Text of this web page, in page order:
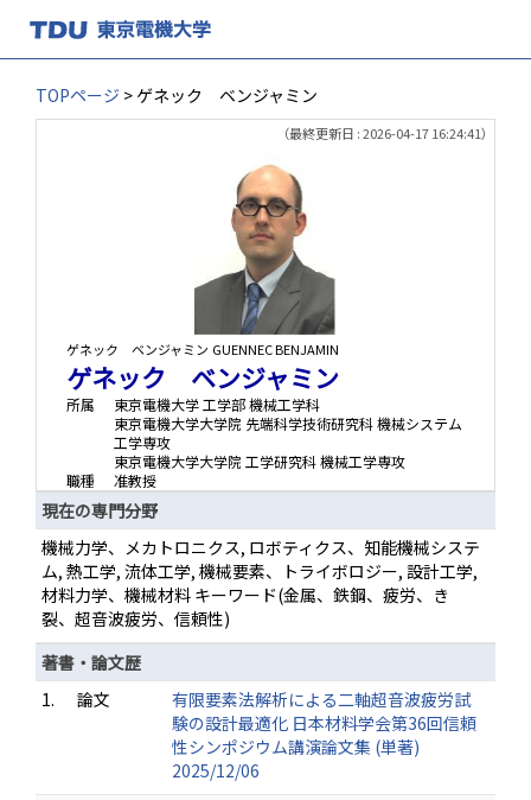
TOPページ > ゲネック ベンジャミン
（最終更新日 : 2026-04-17 16:24:41）
ゲネック ベンジャミン GUENNEC BENJAMIN
ゲネック ベンジャミン
所属
東京電機大学 工学部 機械工学科
東京電機大学大学院 先端科学技術研究科 機械システム
工学専攻
東京電機大学大学院 工学研究科 機械工学専攻
職種
准教授
現在の専門分野
機械力学、メカトロニクス, ロボティクス、知能機械システ
ム, 熱工学, 流体工学, 機械要素、トライボロジー, 設計工学,
材料力学、機械材料 キーワード(金属、鉄鋼、疲労、き
裂、超音波疲労、信頼性)
著書・論文歴
1.
論文
有限要素法解析による二軸超音波疲労試
験の設計最適化 日本材料学会第36回信頼
性シンポジウム講演論文集 (単著)
2025/12/06